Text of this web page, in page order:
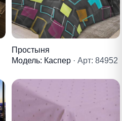
Простыня
Модель: Каспер · Арт: 84952